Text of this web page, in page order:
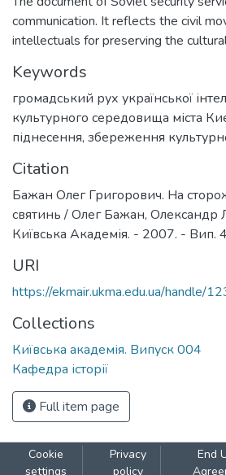
communication. It reflects the civil
intellectuals for preserving the
Keywords
громадський рух української
культурного середовища міста
піднесення, збереження
Citation
Бажан Олег Григорович. На
святинь / Олег Бажан,
Київська Академія. - 2007. - Вип.
URI
https://ekmair.ukma.edu.ua/handle/
Collections
Київська академія. Випуск 004
Кафедра історії
Full item page
Cookie
settings
Privacy
policy
End